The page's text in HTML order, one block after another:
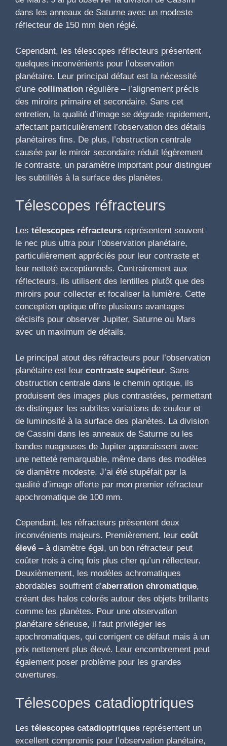
dans les anneaux de Saturne avec un modeste
réflecteur de 150 mm bien réglé.
Cependant, les télescopes réflecteurs présentent
quelques inconvénients pour l’observation
planétaire. Leur principal défaut est la nécessité
d’une collimation régulière – l’alignement précis
des miroirs primaire et secondaire. Sans cet
entretien, la qualité d’image se dégrade rapidement,
affectant particulièrement l’observation des détails
planétaires fins. De plus, l’obstruction centrale
causée par le miroir secondaire réduit légèrement
le contraste, un paramètre important pour distinguer
les subtilités à la surface des planètes.
Télescopes réfracteurs
Les télescopes réfracteurs représentent souvent
le nec plus ultra pour l’observation planétaire,
particulièrement appréciés pour leur contraste et
leur netteté exceptionnels. Contrairement aux
réflecteurs, ils utilisent des lentilles plutôt que des
miroirs pour collecter et focaliser la lumière. Cette
conception optique offre plusieurs avantages
décisifs pour observer Jupiter, Saturne ou Mars
avec un maximum de détails.
Le principal atout des réfracteurs pour l’observation
planétaire est leur contraste supérieur. Sans
obstruction centrale dans le chemin optique, ils
produisent des images plus contrastées, permettant
de distinguer les subtiles variations de couleur et
de luminosité à la surface des planètes. La division
de Cassini dans les anneaux de Saturne ou les
bandes nuageuses de Jupiter apparaissent avec
une netteté remarquable, même dans des modèles
de diamètre modeste. J’ai été stupéfait par la
qualité d’image offerte par mon premier réfracteur
apochromatique de 100 mm.
Cependant, les réfracteurs présentent deux
inconvénients majeurs. Premièrement, leur coût
élevé – à diamètre égal, un bon réfracteur peut
coûter trois à cinq fois plus cher qu’un réflecteur.
Deuxièmement, les modèles achromatiques
abordables souffrent d’aberration chromatique,
créant des halos colorés autour des objets brillants
comme les planètes. Pour une observation
planétaire sérieuse, il faut privilégier les
apochromatiques, qui corrigent ce défaut mais à un
prix nettement plus élevé. Leur encombrement peut
également poser problème pour les grandes
ouvertures.
Télescopes catadioptriques
Les télescopes catadioptriques représentent un
excellent compromis pour l’observation planétaire,